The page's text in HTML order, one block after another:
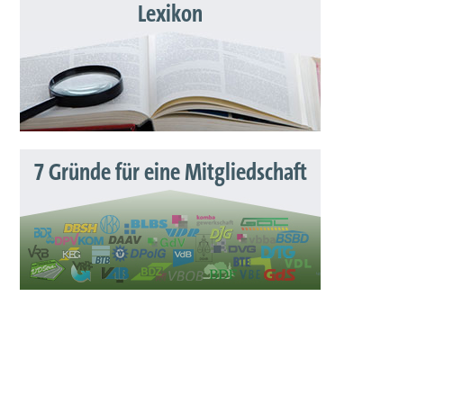
Lexikon
7 Gründe für eine Mitgliedschaft